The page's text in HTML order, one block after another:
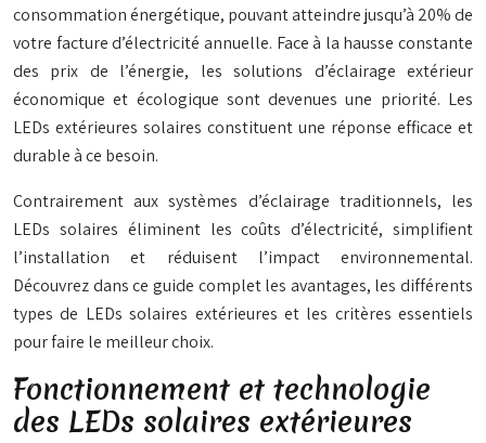
consommation énergétique, pouvant atteindre jusqu’à 20% de
votre facture d’électricité annuelle. Face à la hausse constante
des prix de l’énergie, les solutions d’éclairage extérieur
économique et écologique sont devenues une priorité. Les
LEDs extérieures solaires constituent une réponse efficace et
durable à ce besoin.
Contrairement aux systèmes d’éclairage traditionnels, les
LEDs solaires éliminent les coûts d’électricité, simplifient
l’installation et réduisent l’impact environnemental.
Découvrez dans ce guide complet les avantages, les différents
types de LEDs solaires extérieures et les critères essentiels
pour faire le meilleur choix.
Fonctionnement et technologie
des LEDs solaires extérieures